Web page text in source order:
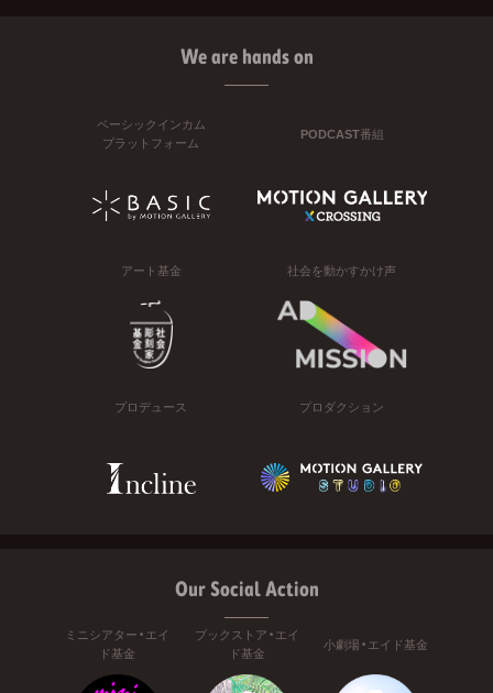
We are hands on
ベーシックインカム
プラットフォーム
PODCAST番組
アート基金 社会を動かすかけ声
プロデュース プロダクション
Our Social Action
ミニシアター・エイ
ド基金
ブックストア・エイ
ド基金
小劇場・エイド基金